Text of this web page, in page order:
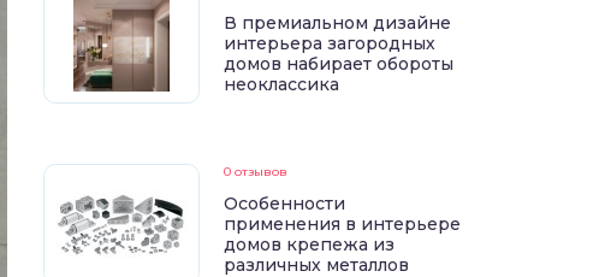
В премиальном дизайне
интерьера загородных
домов набирает обороты
неоклассика
0 отзывов
Особенности
применения в интерьере
домов крепежа из
различных металлов